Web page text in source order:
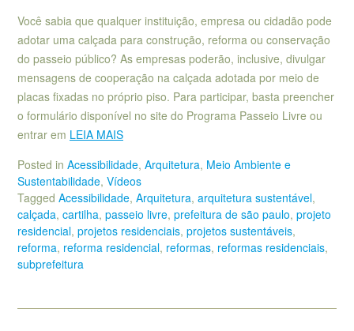
Você sabia que qualquer instituição, empresa ou cidadão pode
adotar uma calçada para construção, reforma ou conservação
do passeio público? As empresas poderão, inclusive, divulgar
mensagens de cooperação na calçada adotada por meio de
placas fixadas no próprio piso. Para participar, basta preencher
o formulário disponível no site do Programa Passeio Livre ou
entrar em LEIA MAIS
Posted in Acessibilidade, Arquitetura, Meio Ambiente e
Sustentabilidade, Vídeos
Tagged Acessibilidade, Arquitetura, arquitetura sustentável,
calçada, cartilha, passeio livre, prefeitura de são paulo, projeto
residencial, projetos residenciais, projetos sustentáveis,
reforma, reforma residencial, reformas, reformas residenciais,
subprefeitura